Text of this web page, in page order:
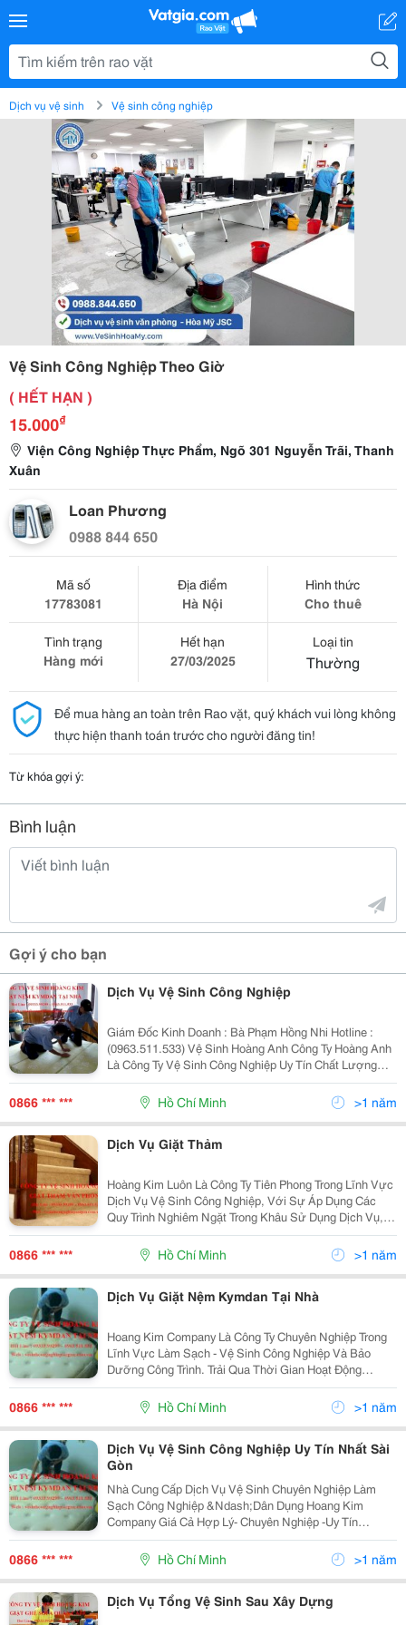
Dịch vụ vệ sinh Vệ sinh công nghiệp
Vệ Sinh Công Nghiệp Theo Giờ
( HẾT HẠN )
15.000₫
Viện Công Nghiệp Thực Phẩm, Ngõ 301 Nguyễn Trãi, Thanh
Xuân
Loan Phương
0988 844 650
Mã số
17783081
Địa điểm
Hà Nội
Hình thức
Cho thuê
Tình trạng
Hàng mới
Hết hạn
27/03/2025
Loại tin
Thường
Để mua hàng an toàn trên Rao vặt, quý khách vui lòng không
thực hiện thanh toán trước cho người đăng tin!
Từ khóa gợi ý:
Bình luận
Gợi ý cho bạn
Dịch Vụ Vệ Sinh Công Nghiệp
Giám Đốc Kinh Doanh : Bà Phạm Hồng Nhi Hotline :
(0963.511.533) Vệ Sinh Hoàng Anh Công Ty Hoàng Anh
Là Công Ty Vệ Sinh Công Nghiệp Uy Tín Chất Lượng
Giá Cả Tốt Nhất Việt Nam Hãy Đến Với Công Ty Vệ Sinh
Hoàng Anh Để Được Trải Nghiệm Dịch Vụ V
0866 *** *** Hồ Chí Minh >1 năm
Dịch Vụ Giặt Thảm
Hoàng Kim Luôn Là Công Ty Tiên Phong Trong Lĩnh Vực
Dịch Vụ Vệ Sinh Công Nghiệp, Với Sự Áp Dụng Các
Quy Trình Nghiêm Ngặt Trong Khâu Sử Dụng Dịch Vụ,
Áp Dụng Các Kỹ Thuật Tiên Tiến Nhất Luôn Được Đội
Ngũ Dịch Vụ Vệ Sinh Công Nghiệp Áp Dụng Thực Hiện
0866 *** *** Hồ Chí Minh >1 năm
Dịch Vụ Giặt Nệm Kymdan Tại Nhà
Hoang Kim Company Là Công Ty Chuyên Nghiệp Trong
Lĩnh Vực Làm Sạch - Vệ Sinh Công Nghiệp Và Bảo
Dưỡng Công Trình. Trải Qua Thời Gian Hoạt Động
Chúng Tôi Ngày Càng Khẳng Định Được Chất Lượng,
Nâng Cao Thương Hiệu Trên Thị Trường, Quy Mô Lao
Động Không
0866 *** *** Hồ Chí Minh >1 năm
Dịch Vụ Vệ Sinh Công Nghiệp Uy Tín Nhất Sài
Gòn
Nhà Cung Cấp Dịch Vụ Vệ Sinh Chuyên Nghiệp Làm
Sạch Công Nghiệp &Ndash;Dân Dụng Hoang Kim
Company Giá Cả Hợp Lý- Chuyên Nghiệp -Uy Tín
&Ndash; Kỹ Lưỡng A. Dịch Vụ Vệ Sinh Công Nghiệp 1.
Vệ Sinh Trọn Gói Công Trình Sau Xây Dựng: Nhà Phố,
Căn Hộ
0866 *** *** Hồ Chí Minh >1 năm
Dịch Vụ Tổng Vệ Sinh Sau Xây Dựng